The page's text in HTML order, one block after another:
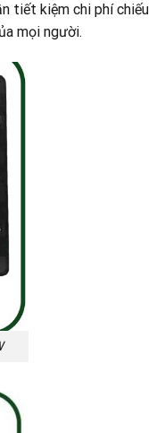
tiết kiệm chi phí chiếu
mọi người.